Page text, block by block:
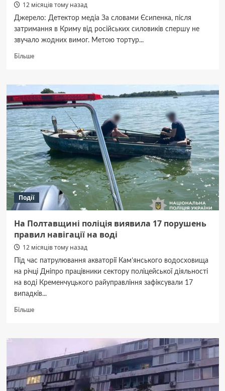
12 місяців тому назад
Джерело: Детектор медіа За словами Єсипенка, після
затримання в Криму від російських силовиків спершу не
звучало жодних вимог. Метою тортур...
БільшеДокладніше
через
мене
струм»:
український
журналіст
Владислав
Єсипенко
розповів
про
тортури
в
російському
полоні
Події
На Полтавщині поліція виявила 17 порушень
правил навігації на воді
12 місяців тому назад
Під час патрулювання акваторії Кам’янського водосховища
на річці Дніпро працівники сектору поліцейської діяльності
на воді Кременчуцького райуправління зафіксували 17
випадків...
БільшеДокладніше
Полтавщині
виявила
17
порушень
правил